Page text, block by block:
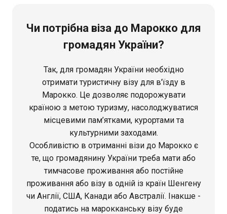
Чи потрібна віза до Марокко для
громадян України?
Так, для громадян України необхідно
отримати туристичну візу для в'їзду в
Марокко. Це дозволяє подорожувати
країною з метою туризму, насолоджуватися
місцевими пам’ятками, курортами та
культурними заходами.
Особливістю в отриманні візи до Марокко є
те, що громадянину України треба мати або
тимчасове проживання або постійне
проживання або візу в одній із країн Шенгену
чи Англії, США, Канади або Австралії. Інакше -
податись на марокканську візу буде